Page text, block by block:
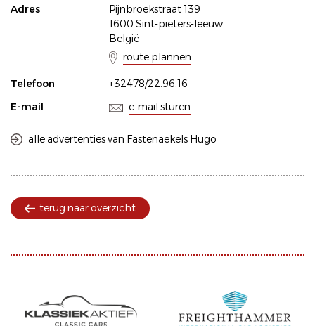
Adres
Pijnbroekstraat 139
1600 Sint-pieters-leeuw
België
route plannen
Telefoon
+32478/22.96.16
E-mail
e-mail sturen
alle advertenties van Fastenaekels Hugo
terug naar overzicht